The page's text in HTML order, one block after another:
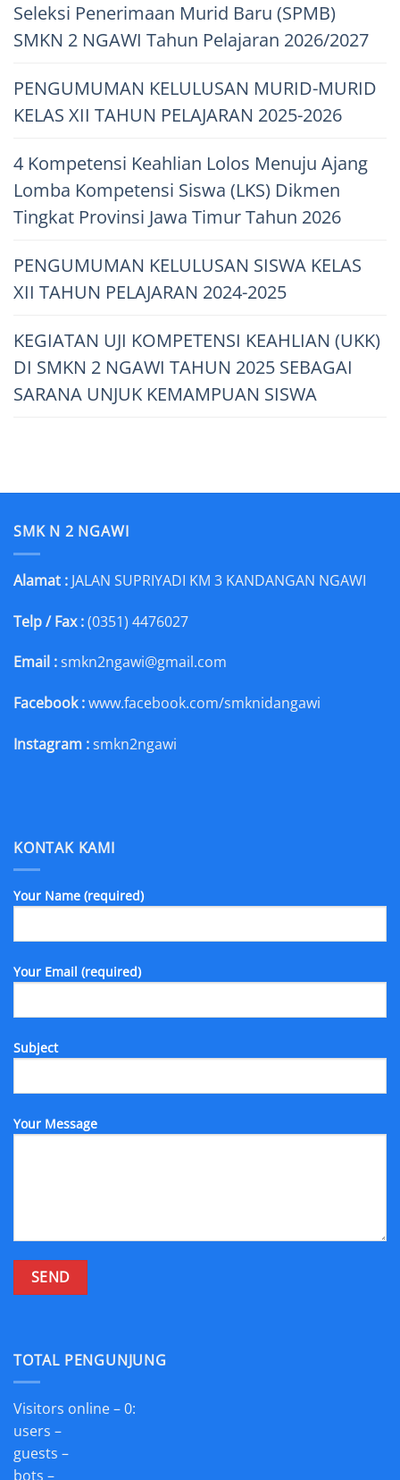
Seleksi Penerimaan Murid Baru (SPMB)
SMKN 2 NGAWI Tahun Pelajaran 2026/2027
PENGUMUMAN KELULUSAN MURID-MURID
KELAS XII TAHUN PELAJARAN 2025-2026
4 Kompetensi Keahlian Lolos Menuju Ajang
Lomba Kompetensi Siswa (LKS) Dikmen
Tingkat Provinsi Jawa Timur Tahun 2026
PENGUMUMAN KELULUSAN SISWA KELAS
XII TAHUN PELAJARAN 2024-2025
KEGIATAN UJI KOMPETENSI KEAHLIAN (UKK)
DI SMKN 2 NGAWI TAHUN 2025 SEBAGAI
SARANA UNJUK KEMAMPUAN SISWA
SMK N 2 NGAWI
Alamat : JALAN SUPRIYADI KM 3 KANDANGAN NGAWI
Telp / Fax :(0351) 4476027
Email :smkn2ngawi@gmail.com
Facebook :www.facebook.com/smknidangawi
Instagram :smkn2ngawi
KONTAK KAMI
Your Name (required)
Your Email (required)
Subject
Your Message
TOTAL PENGUNJUNG
Visitors online – 0:
users –
guests –
bots –